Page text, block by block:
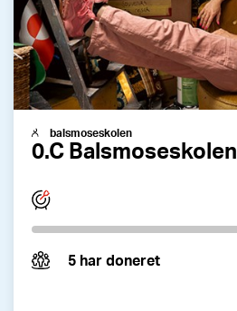
balsmoseskolen
0.C Balsmoseskolen
5 har doneret